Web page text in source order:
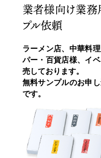
業者様向け業
プル依頼
ラーメン店、中華料
パー・百貨店様、イ
売しております。
無料サンプルのお申
です。